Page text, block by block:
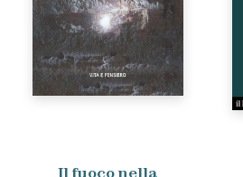
Il fuoco nella